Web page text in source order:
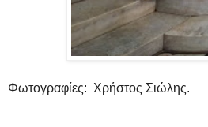
Φωτογραφίες: Χρήστος Σιώλης.